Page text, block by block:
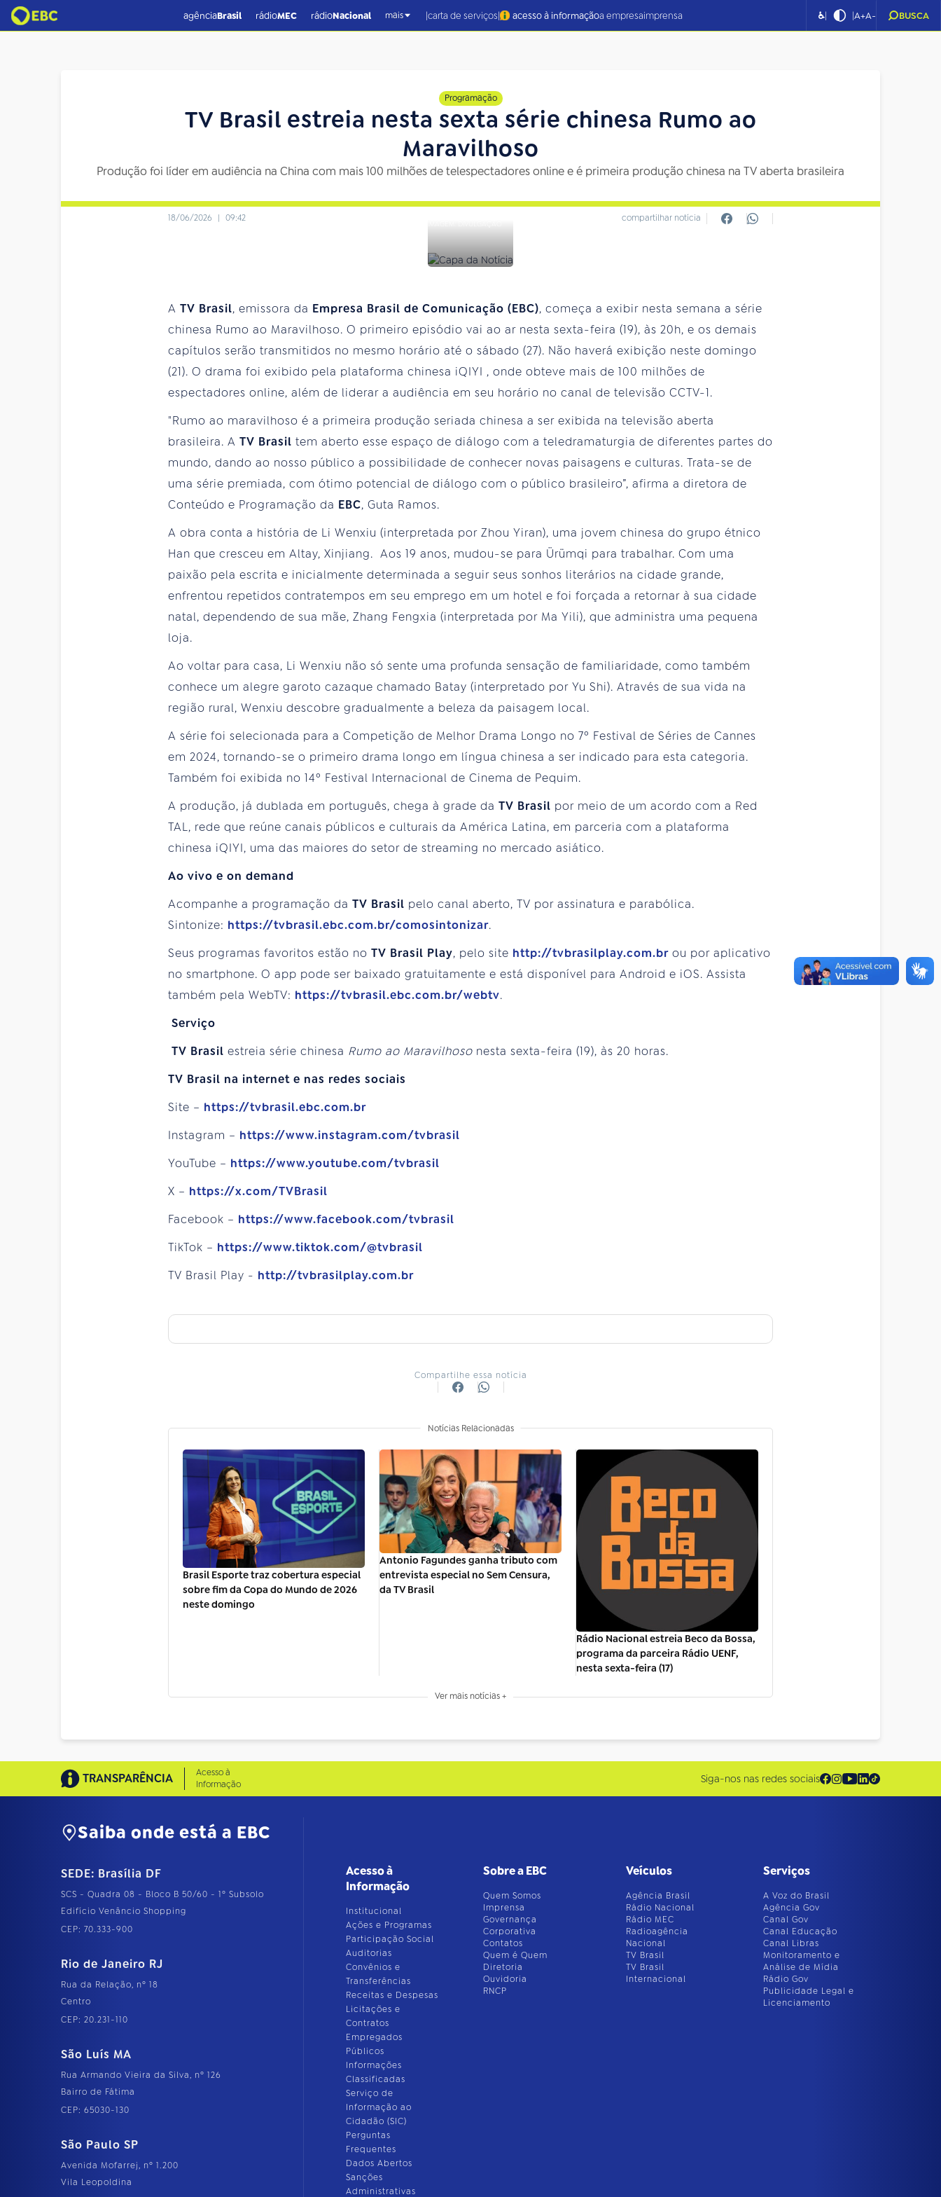
agênciaBrasil rádioMEC rádioNacional mais |carta de serviços| acesso à informaçãoa empresaimprensa ♿| |A+A- BUSCA
Programação
TV Brasil estreia nesta sexta série chinesa Rumo ao
Maravilhoso
Produção foi líder em audiência na China com mais 100 milhões de telespectadores online e é primeira produção chinesa na TV aberta brasileira
18/06/2026 | 09:42 compartilhar notícia
A TV Brasil, emissora da Empresa Brasil de Comunicação (EBC), começa a exibir nesta semana a série
chinesa Rumo ao Maravilhoso. O primeiro episódio vai ao ar nesta sexta-feira (19), às 20h, e os demais
capítulos serão transmitidos no mesmo horário até o sábado (27). Não haverá exibição neste domingo
(21). O drama foi exibido pela plataforma chinesa iQIYI , onde obteve mais de 100 milhões de
espectadores online, além de liderar a audiência em seu horário no canal de televisão CCTV-1.
"Rumo ao maravilhoso é a primeira produção seriada chinesa a ser exibida na televisão aberta
brasileira. A TV Brasil tem aberto esse espaço de diálogo com a teledramaturgia de diferentes partes do
mundo, dando ao nosso público a possibilidade de conhecer novas paisagens e culturas. Trata-se de
uma série premiada, com ótimo potencial de diálogo com o público brasileiro”, afirma a diretora de
Conteúdo e Programação da EBC, Guta Ramos.
A obra conta a história de Li Wenxiu (interpretada por Zhou Yiran), uma jovem chinesa do grupo étnico
Han que cresceu em Altay, Xinjiang. Aos 19 anos, mudou-se para Ürümqi para trabalhar. Com uma
paixão pela escrita e inicialmente determinada a seguir seus sonhos literários na cidade grande,
enfrentou repetidos contratempos em seu emprego em um hotel e foi forçada a retornar à sua cidade
natal, dependendo de sua mãe, Zhang Fengxia (interpretada por Ma Yili), que administra uma pequena
loja.
Ao voltar para casa, Li Wenxiu não só sente uma profunda sensação de familiaridade, como também
conhece um alegre garoto cazaque chamado Batay (interpretado por Yu Shi). Através de sua vida na
região rural, Wenxiu descobre gradualmente a beleza da paisagem local.
A série foi selecionada para a Competição de Melhor Drama Longo no 7º Festival de Séries de Cannes
em 2024, tornando-se o primeiro drama longo em língua chinesa a ser indicado para esta categoria.
Também foi exibida no 14º Festival Internacional de Cinema de Pequim.
A produção, já dublada em português, chega à grade da TV Brasil por meio de um acordo com a Red
TAL, rede que reúne canais públicos e culturais da América Latina, em parceria com a plataforma
chinesa iQIYI, uma das maiores do setor de streaming no mercado asiático.
Ao vivo e on demand
Acompanhe a programação da TV Brasil pelo canal aberto, TV por assinatura e parabólica.
Sintonize: https://tvbrasil.ebc.com.br/comosintonizar.
Seus programas favoritos estão no TV Brasil Play, pelo site http://tvbrasilplay.com.br ou por aplicativo
no smartphone. O app pode ser baixado gratuitamente e está disponível para Android e iOS. Assista
também pela WebTV: https://tvbrasil.ebc.com.br/webtv.
Serviço
TV Brasil estreia série chinesa Rumo ao Maravilhoso nesta sexta-feira (19), às 20 horas.
TV Brasil na internet e nas redes sociais
Site – https://tvbrasil.ebc.com.br
Instagram – https://www.instagram.com/tvbrasil
YouTube – https://www.youtube.com/tvbrasil
X – https://x.com/TVBrasil
Facebook – https://www.facebook.com/tvbrasil
TikTok – https://www.tiktok.com/@tvbrasil
TV Brasil Play - http://tvbrasilplay.com.br
Compartilhe essa notícia
Notícias Relacionadas
Brasil Esporte traz cobertura especial
sobre fim da Copa do Mundo de 2026
neste domingo
Antonio Fagundes ganha tributo com
entrevista especial no Sem Censura,
da TV Brasil
Rádio Nacional estreia Beco da Bossa,
programa da parceira Rádio UENF,
nesta sexta-feira (17)
Ver mais notícias +
TRANSPARÊNCIA
Acesso à
Informação
Siga-nos nas redes sociais
Saiba onde está a EBC
SEDE: Brasília DF
SCS - Quadra 08 - Bloco B 50/60 - 1º Subsolo
Edifício Venâncio Shopping
CEP: 70.333-900
Rio de Janeiro RJ
Rua da Relação, nº 18
Centro
CEP: 20.231-110
São Luís MA
Rua Armando Vieira da Silva, nº 126
Bairro de Fátima
CEP: 65030-130
São Paulo SP
Avenida Mofarrej, nº 1.200
Vila Leopoldina
Acesso à
Informação
Institucional
Ações e Programas
Participação Social
Auditorias
Convênios e
Transferências
Receitas e Despesas
Licitações e
Contratos
Empregados
Públicos
Informações
Classificadas
Serviço de
Informação ao
Cidadão (SIC)
Perguntas
Frequentes
Dados Abertos
Sanções
Administrativas
Sobre a EBC
Quem Somos
Imprensa
Governança
Corporativa
Contatos
Quem é Quem
Diretoria
Ouvidoria
RNCP
Veículos
Agência Brasil
Rádio Nacional
Rádio MEC
Radioagência
Nacional
TV Brasil
TV Brasil
Internacional
Serviços
A Voz do Brasil
Agência Gov
Canal Gov
Canal Educação
Canal Libras
Monitoramento e
Análise de Mídia
Rádio Gov
Publicidade Legal e
Licenciamento